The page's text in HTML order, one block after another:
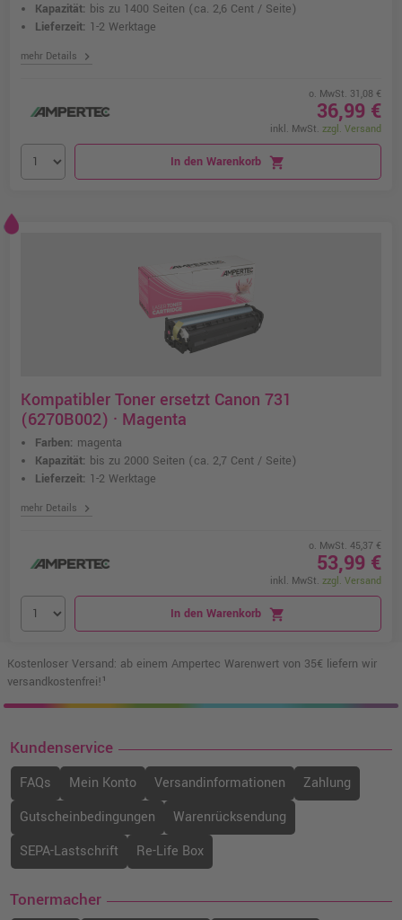
Kapazität: bis zu 1400 Seiten (ca. 2,6 Cent / Seite)
Lieferzeit: 1-2 Werktage
mehr Details chevron_right
o. MwSt. 31,08 €
36,99 €
inkl. MwSt. zzgl. Versand
In den Warenkorb shopping_cart
Kompatibler Toner ersetzt Canon 731
(6270B002) · Magenta
Farben: magenta
Kapazität: bis zu 2000 Seiten (ca. 2,7 Cent / Seite)
Lieferzeit: 1-2 Werktage
mehr Details chevron_right
o. MwSt. 45,37 €
53,99 €
inkl. MwSt. zzgl. Versand
In den Warenkorb shopping_cart
Kostenloser Versand: ab einem Ampertec Warenwert von 35€ liefern wir
versandkostenfrei!¹
Kundenservice
FAQs Mein Konto Versandinformationen
Zahlung
Gutscheinbedingungen
Warenrücksendung
SEPA-Lastschrift
Re-Life Box
Tonermacher